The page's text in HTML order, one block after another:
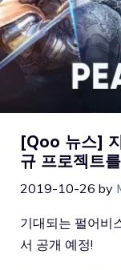
[Qoo 뉴스]
규 프로젝트
2019-10-26 by
기대되는 펄어비
서 공개 예정!